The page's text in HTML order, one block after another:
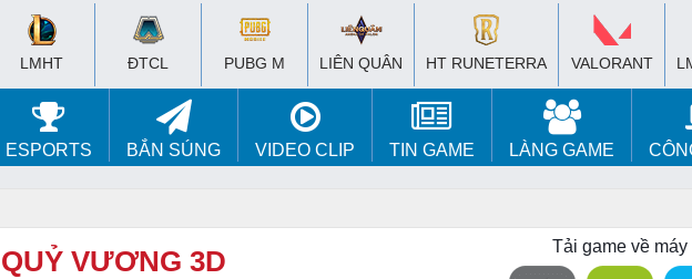
LMHT ĐTCL PUBG M LIÊN QUÂN HT RUNETERRA VALORANT
ESPORTS BẮN SÚNG VIDEO CLIP TIN GAME LÀNG GAME
Tải game về máy
QUỶ VƯƠNG 3D